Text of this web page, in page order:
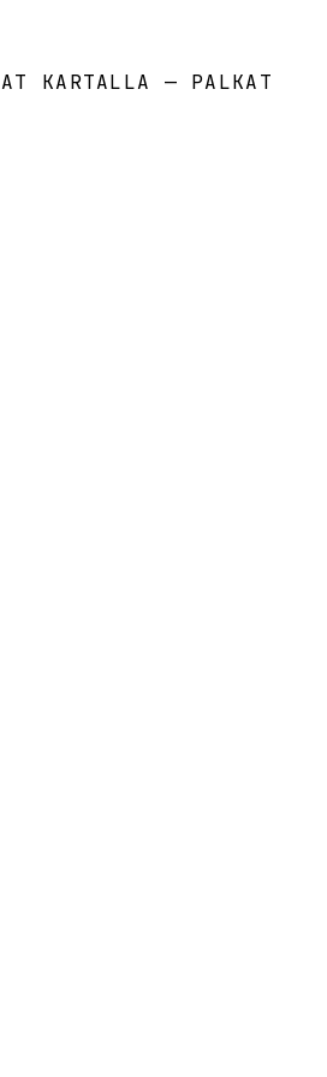
KARTALLA — PALKAT